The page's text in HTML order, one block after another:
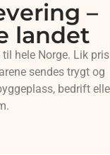
–
landet
hele Norge. Lik pris
sendes trygt og
bedrift